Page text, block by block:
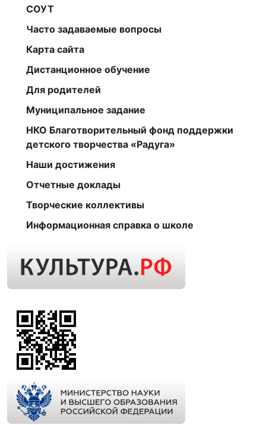
СОУТ
Часто задаваемые вопросы
Карта сайта
Дистанционное обучение
Для родителей
Муниципальное задание
НКО Благотворительный фонд поддержки
детского творчества «Радуга»
Наши достижения
Отчетные доклады
Творческие коллективы
Информационная справка о школе